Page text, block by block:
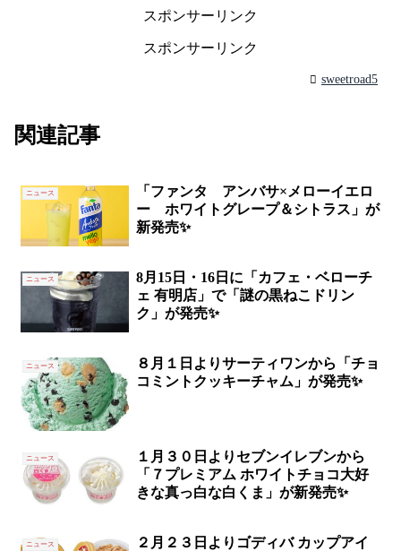
スポンサーリンク
スポンサーリンク
sweetroad5
関連記事
ニュース
「ファンタ アンバサ×メローイエロ
ー ホワイトグレープ＆シトラス」が
新発売✨
ニュース
8月15日・16日に「カフェ・ベローチ
ェ 有明店」で「謎の黒ねこドリン
ク」が発売✨
ニュース
８月１日よりサーティワンから「チョ
コミントクッキーチャム」が発売✨
ニュース
１月３０日よりセブンイレブンから
「７プレミアム ホワイトチョコ大好
きな真っ白な白くま」が新発売✨
ニュース
２月２３日よりゴディバ カップアイ